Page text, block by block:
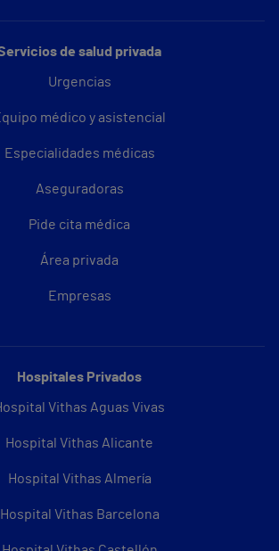
de salud privada
Urgencias
médico y asistencial
Especialidades médicas
Aseguradoras
Pide cita médica
Área privada
Empresas
Hospitales Privados
Vithas Aguas Vivas
Hospital Vithas Alicante
Hospital Vithas Almería
Hospital Vithas Barcelona